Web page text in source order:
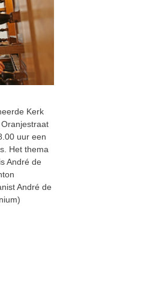
Kerk
uur een
Het thema
André de
André de